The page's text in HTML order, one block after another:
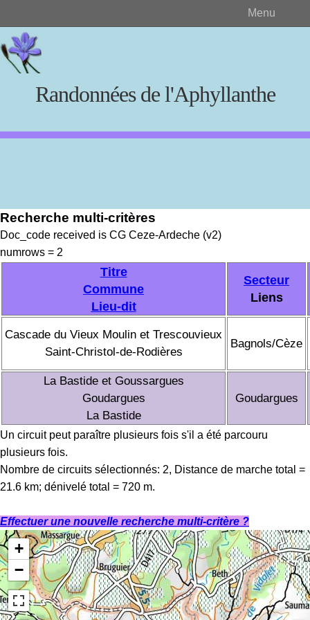
Randonnées de l'Aphyllanthe
Menu
Documents source
Recherche multi-critères
Doc_code received is CG Ceze-Ardeche (v2)
numrows = 2
Titre
Commune
Lieu-dit
Secteur
Liens
Cascade du Vieux Moulin et Trescouvieux
Saint-Christol-de-Rodières
Bagnols/Cèze
La Bastide et Goussargues
Goudargues
La Bastide
Goudargues
Un circuit peut paraître plusieurs fois s'il a été parcouru
plusieurs fois.
Nombre de circuits sélectionnés: 2, Distance de marche total =
21.6 km; dénivelé total = 720 m.
Effectuer une nouvelle recherche multi-critère ?
+
−